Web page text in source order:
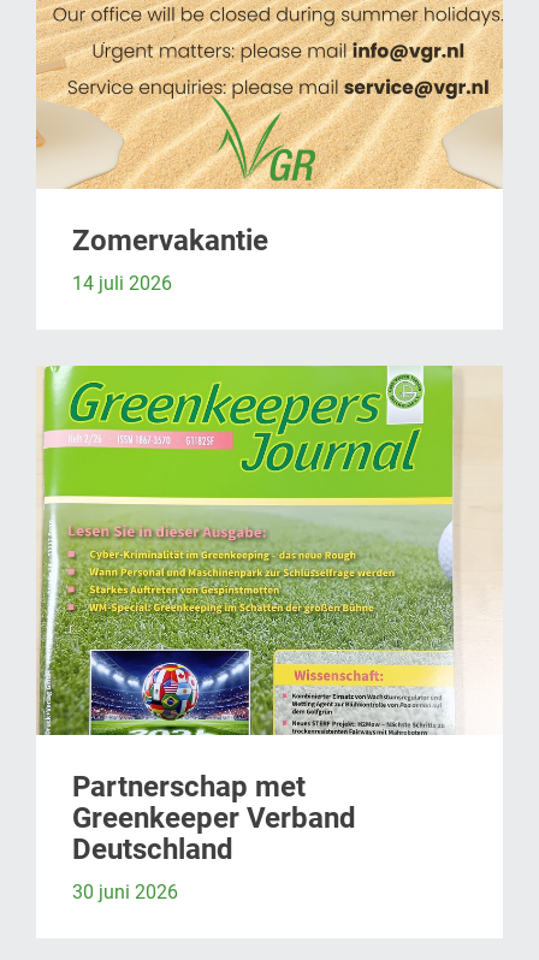
Zomervakantie
14 juli 2026
Partnerschap met
Greenkeeper Verband
Deutschland
30 juni 2026